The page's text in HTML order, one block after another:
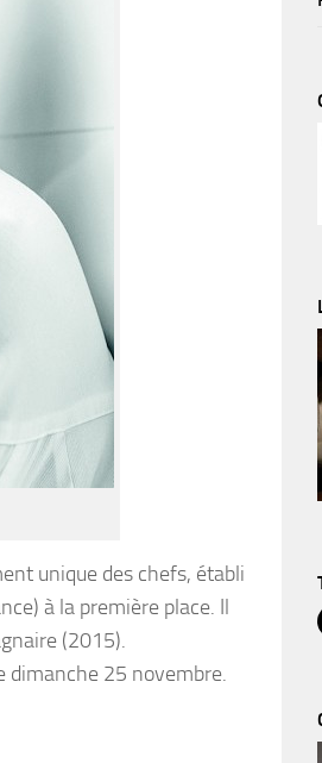
unique des chefs, établi
à la première place. Il
(2015).
dimanche 25 novembre.